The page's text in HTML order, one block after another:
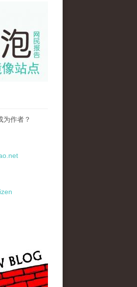
site-120814.jpg
为作者？